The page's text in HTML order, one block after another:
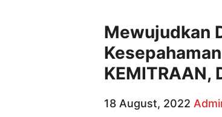
Mewujudkan
KEMITRAAN,
18 August, 2022